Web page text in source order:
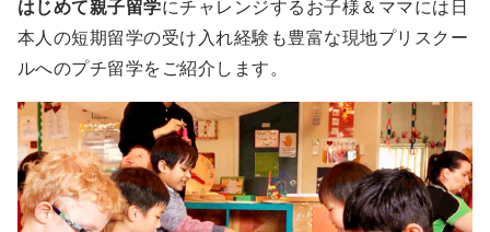
はじめて親子留学にチャレンジするお子様＆ママには日
本人の短期留学の受け入れ経験も豊富な現地プリスクー
ルへのプチ留学をご紹介します。